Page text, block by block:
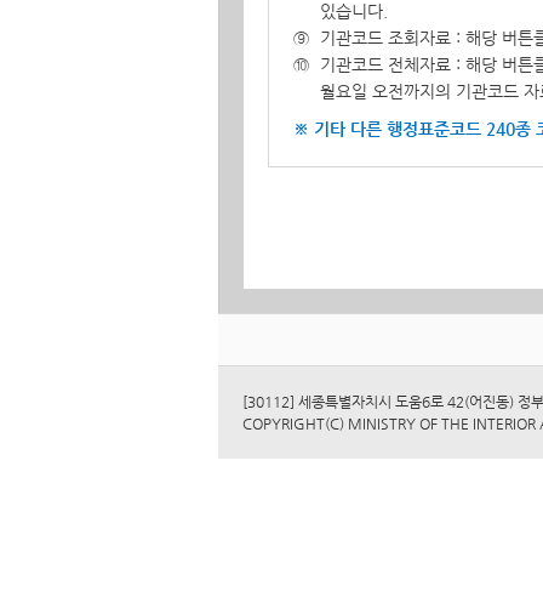
있습니다.
기관코드 조회자료 : 해당 버튼
기관코드 전체자료 : 해당 버튼
월요일 오전까지의 기관코드
※ 기타 다른 행정표준코드 240종
[30112] 세종특별자치시 도움6로 42(어진동) 정
COPYRIGHT(C) MINISTRY OF THE